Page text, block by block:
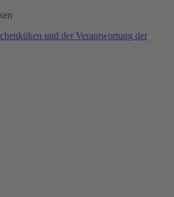
und der Verantwortung der